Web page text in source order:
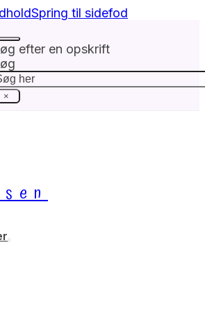
Spring til sidefod
efter en opskrift
×